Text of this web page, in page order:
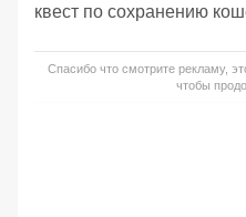
квест по сохранению
Спасибо что смотрите рекламу,
чтобы